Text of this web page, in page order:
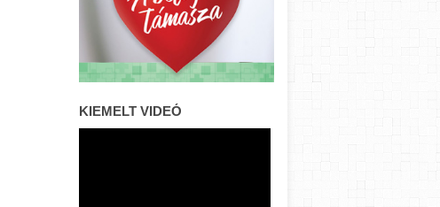
KIEMELT VIDEÓ